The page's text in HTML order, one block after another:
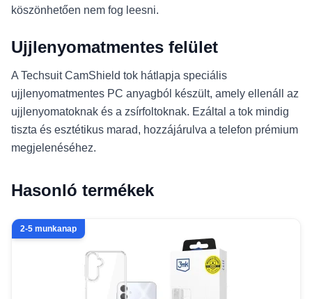
köszönhetően nem fog leesni.
Ujjlenyomatmentes felület
A Techsuit CamShield tok hátlapja speciális
ujjlenyomatmentes PC anyagból készült, amely ellenáll az
ujjlenyomatoknak és a zsírfoltoknak. Ezáltal a tok mindig
tiszta és esztétikus marad, hozzájárulva a telefon prémium
megjelenéséhez.
Hasonló termékek
2-5 munkanap